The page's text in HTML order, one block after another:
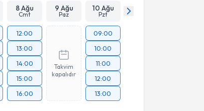
8 Ağu
Cmt
9 Ağu
Paz
10 Ağu
Pzt
12:00
13:00
14:00
15:00
16:00
Takvim
kapalıdır
09:00
10:00
11:00
12:00
13:00